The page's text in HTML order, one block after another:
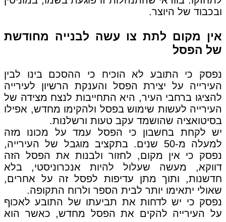
ובכבוד של היוצר.
אין מקום לתת צו עשה לבנייה מחודשת
של הפסל
נפסק כי התובע לא הוכיח כי ההסכם בינו לבין
העירייה על יצירת הפסל והענקת הרשיון לעירייה
להציגו ברחבי העיר, היא התחייבות לנצח מצידה של
העירייה לעשות שימוש בפסל ולהקימו מחדש, אפילו
בסיטואציה שהושמד עקב טעות ורשלנות.
יש לקחת בחשבון כי הפסל עמד על מכונו מזה
למעלה מ-50 שנים. בתקציב מוגבל של העירייה,
נפסק כי אין מקום, לחזור ולבנות את הפסל הזה
דווקא, מעשה שעלול להיות אנכרוניסטי, בלא
חדשנות, ותוך מתן עדיפות לפסל זה על אחרים,
שאולי יתאימו יותר לבית הספר ולרוח התקופה.
נפסק כי יש לדחות את תביעתו של התובע לאכוף
על העירייה להקים את הפסל מחדש, כאשר הוא